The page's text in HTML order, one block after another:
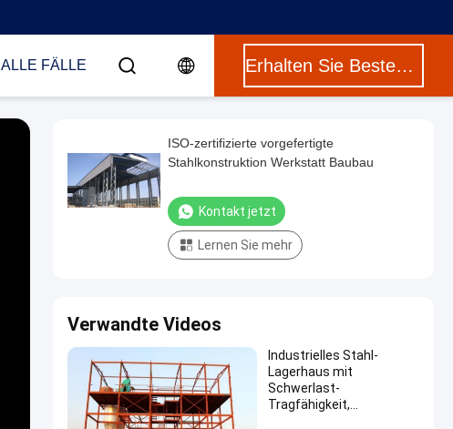
ALLE FÄLLE Erhalten Sie Besten Preis
ISO-zertifizierte vorgefertigte
Stahlkonstruktion Werkstatt Baubau
Kontakt jetzt
Lernen Sie mehr
Verwandte Videos
Industrielles Stahl-
Lagerhaus mit
Schwerlast-
Tragfähigkeit,